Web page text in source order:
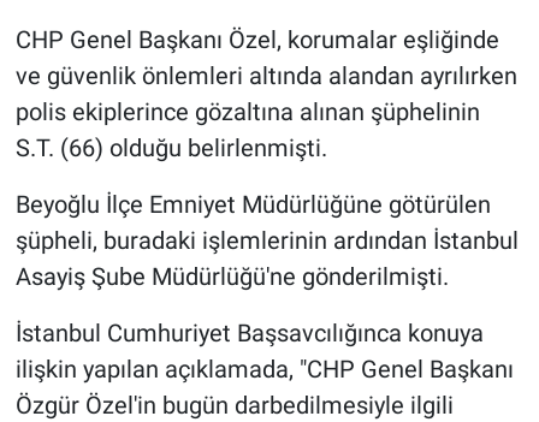
CHP Genel Başkanı Özel, korumalar eşliğinde
ve güvenlik önlemleri altında alandan ayrılırken
polis ekiplerince gözaltına alınan şüphelinin
S.T. (66) olduğu belirlenmişti.
Beyoğlu İlçe Emniyet Müdürlüğüne götürülen
şüpheli, buradaki işlemlerinin ardından İstanbul
Asayiş Şube Müdürlüğü'ne gönderilmişti.
İstanbul Cumhuriyet Başsavcılığınca konuya
ilişkin yapılan açıklamada, "CHP Genel Başkanı
Özgür Özel'in bugün darbedilmesiyle ilgili